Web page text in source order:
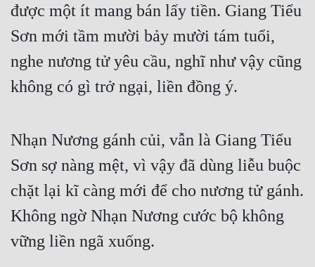
được một ít mang bán lấy tiền. Giang Tiểu
Sơn mới tầm mười bảy mười tám tuổi,
nghe nương tử yêu cầu, nghĩ như vậy cũng
không có gì trở ngại, liền đồng ý.
Nhạn Nương gánh củi, vẫn là Giang Tiểu
Sơn sợ nàng mệt, vì vậy đã dùng liễu buộc
chặt lại kĩ càng mới để cho nương tử gánh.
Không ngờ Nhạn Nương cước bộ không
vững liền ngã xuống.